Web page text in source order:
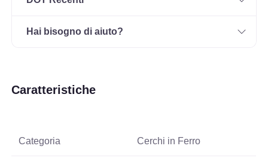
Hai bisogno di aiuto?
Caratteristiche
Categoria Cerchi in Ferro